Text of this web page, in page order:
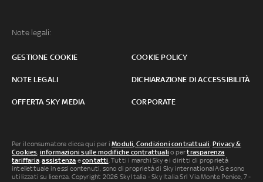
Note legali:
GESTIONE COOKIE COOKIE POLICY
NOTE LEGALI DICHIARAZIONE DI ACCESSIBILITÀ
OFFERTA SKY MEDIA CORPORATE
Per il consumatore clicca qui per iModuli, Condizioni contrattuali, Privacy &
Cookies, informazioni sulle modifiche contrattuali o pertrasparenza
tariffaria,assistenza econtatti. Tutti i marchi Sky e i diritti di proprietà
intellettuale in essi contenuti, sono di proprietà di Sky international AG e sono
utilizzati su licenza. Copyright 2026 Sky Italia - Sky Italia Srl Via Monte Penice, 7 -